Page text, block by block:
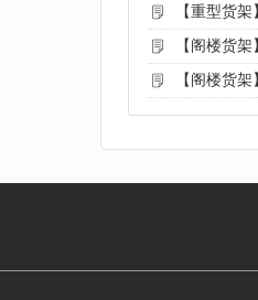
【重型货
【阁楼货
【阁楼货